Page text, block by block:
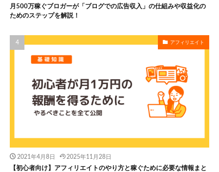
月500万稼ぐブロガーが「ブログでの広告収入」の仕組みや収益化の
ためのステップを解説！
アフィリエイト
2021年4月8日 2025年11月28日
【初心者向け】アフィリエイトのやり方と稼ぐために必要な情報まと